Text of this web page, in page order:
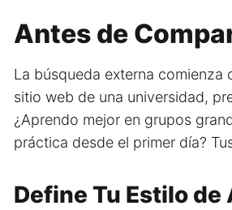
Antes de
La búsqueda externa comienza
sitio web de una universidad,
¿Aprendo mejor en grupos
práctica desde el primer día?
Define Tu Estilo